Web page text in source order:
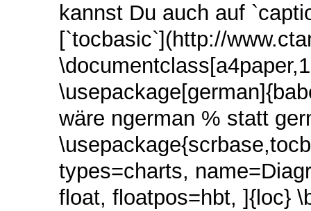
kannst Du auch auf
[`tocbasic`](http://
wäre ngerman % statt
types=charts,
float, floatpos=hbt, ]{loc}